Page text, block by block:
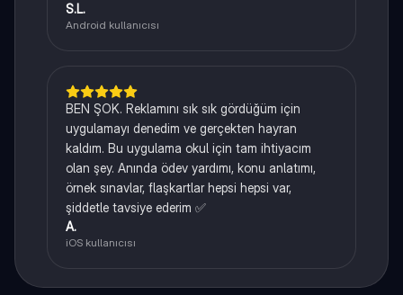
S.L.
Android kullanıcısı
BEN ŞOK. Reklamını sık sık gördüğüm için
uygulamayı denedim ve gerçekten hayran
kaldım. Bu uygulama okul için tam ihtiyacım
olan şey. Anında ödev yardımı, konu anlatımı,
örnek sınavlar, flaşkartlar hepsi hepsi var,
şiddetle tavsiye ederim ✅
A.
iOS kullanıcısı